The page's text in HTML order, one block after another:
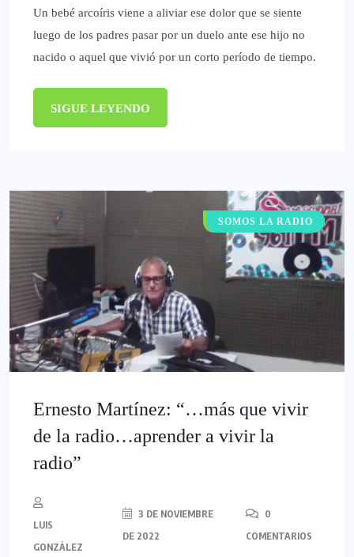
Un bebé arcoíris viene a aliviar ese dolor que se siente
luego de los padres pasar por un duelo ante ese hijo no
nacido o aquel que vivió por un corto período de tiempo.
SIGUE LEYENDO
NUESTRA REGIÓN
SOMOS LA RADIO
Ernesto Martínez: “…más que vivir
de la radio…aprender a vivir la
radio”
LUIS
GONZÁLEZ
3 DE NOVIEMBRE
DE 2022
0
COMENTARIOS